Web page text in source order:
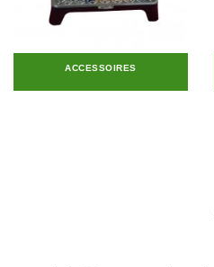
ACCESSOIRES